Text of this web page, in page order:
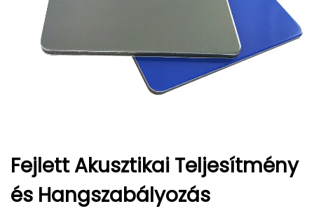
Fejlett Akusztikai Teljesítmény
és Hangszabályozás